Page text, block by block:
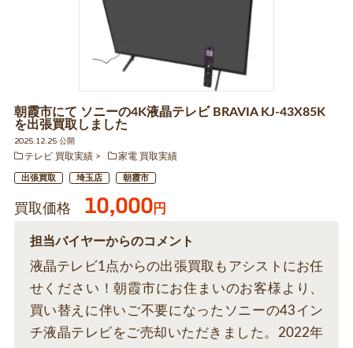
朝霞市にて ソニーの4K液晶テレビ BRAVIA KJ-43X85K
を出張買取しました
2025.12.25 公開
テレビ 買取実績
家電 買取実績
出張買取 埼玉店 朝霞市
買取価格 10,000円
担当バイヤーからのコメント
液晶テレビ1点からの出張買取もアシストにお任
せください！朝霞市にお住まいのお客様より、
買い替えに伴いご不要になったソニーの43イン
チ液晶テレビをご売却いただきました。2022年